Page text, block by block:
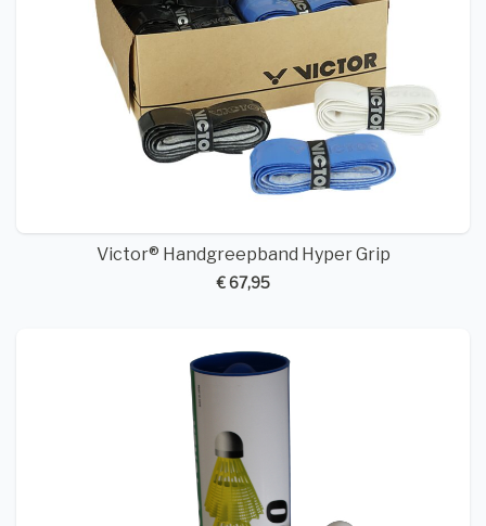
Victor® Handgreepband Hyper Grip
€ 67,95